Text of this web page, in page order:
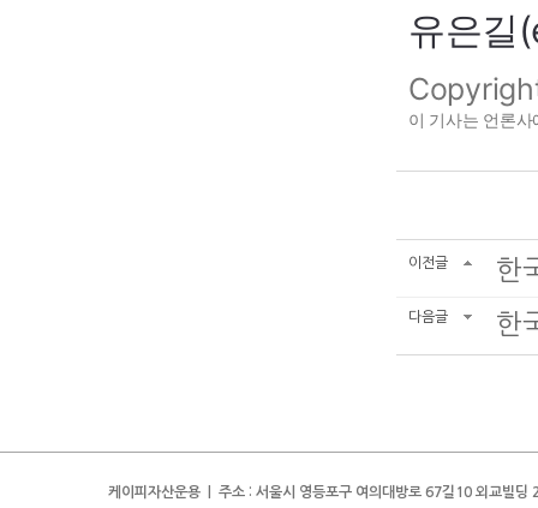
유은길
이 기사는 언론
이전글 한
다음글 한
케이피자산운용 | 주소 : 서울시 영등포구 여의대방로 67길10 외교